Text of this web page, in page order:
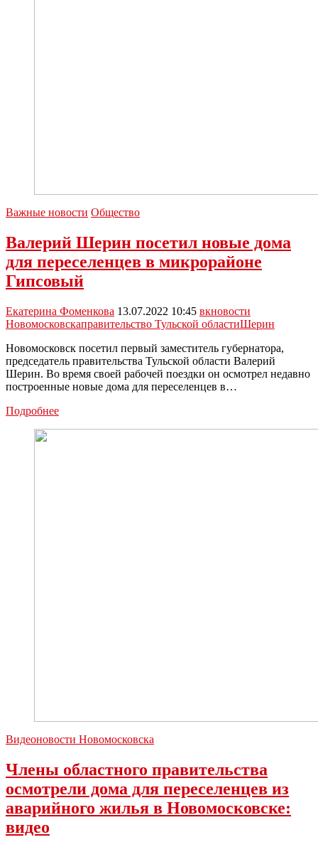
Важные новости Общество
Валерий Шерин посетил новые дома
для переселенцев в микрорайоне
Гипсовый
Екатерина Фоменкова 13.07.2022 10:45 вкновости
Новомосковскаправительство Тульской областиШерин
Новомосковск посетил первый заместитель губернатора,
председатель правительства Тульской области Валерий
Шерин. Во время своей рабочей поездки он осмотрел недавно
построенные новые дома для переселенцев в…
ПодробнееВалерий
Видеоновости Новомосковска
Члены областного правительства
осмотрели дома для переселенцев из
аварийного жилья в Новомосковске:
видео